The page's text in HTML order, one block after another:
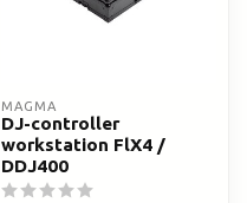
MAGMA
DJ-controller
workstation FlX4 /
DDJ400